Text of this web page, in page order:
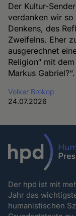
Der Kultur-
verdanken wir so
Denkens, des
Zweifelns. Eher
ausgerechnet
Religion“ mit
Markus Gabriel?“.
Volker Brokop
24.07.2026
Der hpd ist mit
Jahr das
humanistischen